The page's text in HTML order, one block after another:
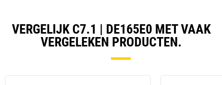
VERGELIJK C7.1 | DE165E0 MET VAAK
VERGELEKEN PRODUCTEN.